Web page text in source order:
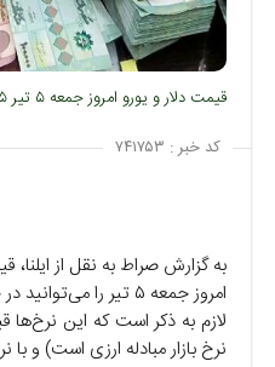
قیمت دلار و یورو امروز جمعه ۵ تیر ۱۴۰۵ را در جدول زیر مشاهده کنید.
کد خبر : ۷۴۱۷۵۳
به گزارش صراط به نقل از ایلنا،
امروز جمعه ۵ تیر را می‌توانید در جدول زیر مشاهده نمایید.
لازم به ذکر است که این نرخ‌ها
نرخ بازار مبادله ارزی است) و